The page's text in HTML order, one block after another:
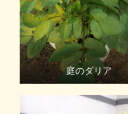
庭のダリア